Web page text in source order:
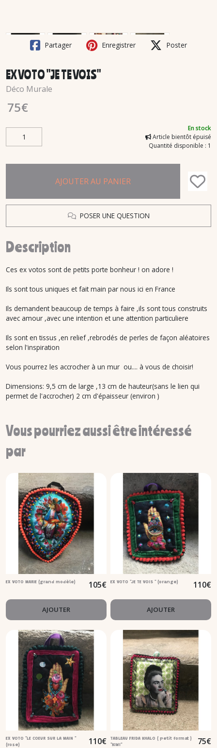
Partager Enregistrer Poster
EX VOTO "JE TE VOIS"
Déco Murale
75€
En stock
Article bientôt épuisé
Quantité disponible : 1
AJOUTER AU PANIER
POSER UNE QUESTION
Description
Ces ex votos sont de petits porte bonheur ! on adore !
Ils sont tous uniques et fait main par nous ici en France
Ils demandent beaucoup de temps à faire ,ils sont tous construits
avec amour ,avec une intention et une attention particuliere
Ils sont en tissus ,en relief ,rebrodés de perles de façon aléatoires
selon l'inspiration
Vous pourrez les accrocher à un mur ou.... à vous de choisir!
Dimensions: 9,5 cm de large ,13 cm de hauteur(sans le lien qui
permet de l'accrocher) 2 cm d'épaisseur (environ )
Vous pourriez aussi être intéressé
par
EX VOTO MARIE (grand modèle) 105€
AJOUTER
EX VOTO "JE TE VOIS " (orange) 110€
AJOUTER
EX VOTO "LE COEUR SUR LA MAIN "
(rose)
110€
TABLEAU FRIDA KHALO ( petit format )
"KIWI"
75€